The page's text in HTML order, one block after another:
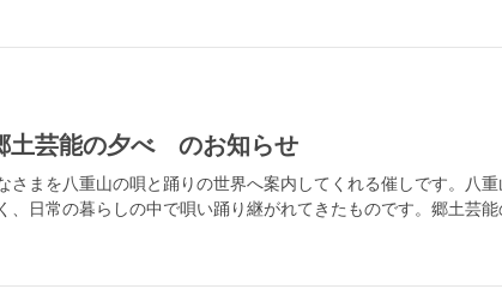
芸能の夕べ のお知らせ
さまを八重山の唄と踊りの世界へ案内してくれる催しです。八
、日常の暮らしの中で唄い踊り継がれてきたものです。郷土芸